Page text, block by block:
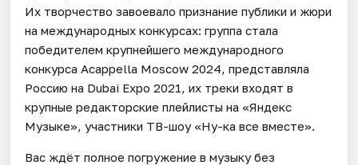
Их творчество завоевало признание публики и жюри
на международных конкурсах: группа стала
победителем крупнейшего международного
конкурса Acappella Moscow 2024, представляла
Россию на Dubai Expo 2021, их треки входят в
крупные редакторские плейлисты на «Яндекс
Музыке», участники ТВ-шоу «Ну-ка все вместе».
Вас ждёт полное погружение в музыку без